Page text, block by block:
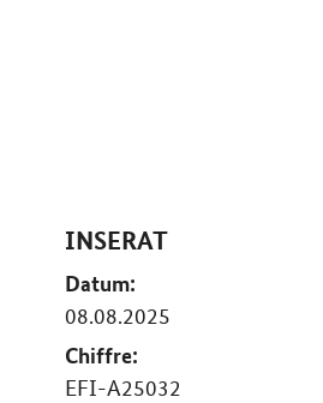
INSERAT
Datum:
08.08.2025
Chiffre:
EFI-A25032